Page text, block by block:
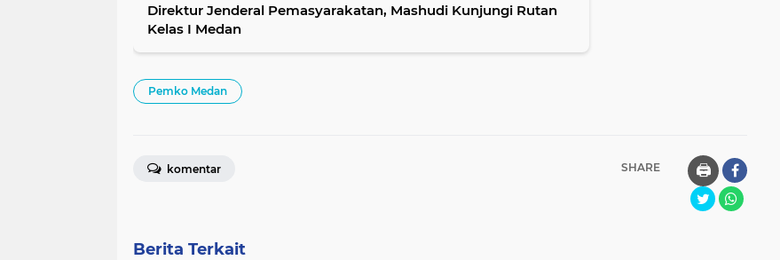
Direktur Jenderal Pemasyarakatan, Mashudi Kunjungi Rutan
Kelas I Medan
Pemko Medan
SHARE 🖨️
komentar
Berita Terkait